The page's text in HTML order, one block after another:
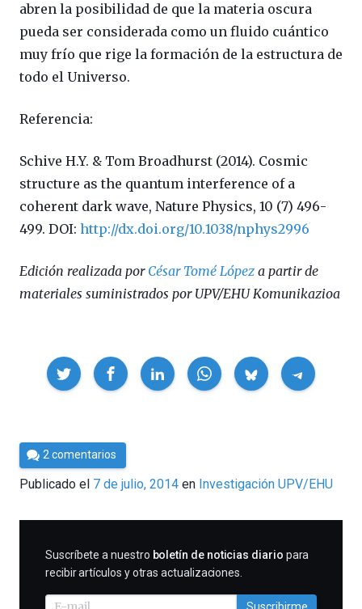
abren la posibilidad de que la materia oscura
pueda ser considerada como un fluido cuántico
muy frío que rige la formación de la estructura de
todo el Universo.
Referencia:
Schive H.Y. & Tom Broadhurst (2014). Cosmic
structure as the quantum interference of a
coherent dark wave, Nature Physics, 10 (7) 496-
499. DOI: http://dx.doi.org/10.1038/nphys2996
Edición realizada por César Tomé López a partir de
materiales suministrados por UPV/EHU Komunikazioa
Compartir
Por
César
Tomé
2 comentarios
Publicado el 7 de julio, 2014 en Investigación UPV/EHU
SUSCRIBIRME
Suscríbete a nuestro boletín de noticias diario para
recibir artículos y otras actualizaciones.
Suscribirme